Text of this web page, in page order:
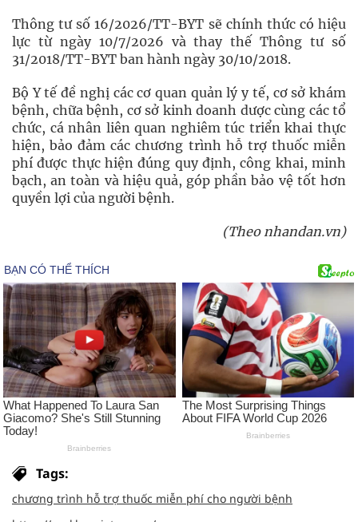
Thông tư số 16/2026/TT-BYT sẽ chính thức có hiệu
lực từ ngày 10/7/2026 và thay thế Thông tư số
31/2018/TT-BYT ban hành ngày 30/10/2018.
Bộ Y tế đề nghị các cơ quan quản lý y tế, cơ sở khám
bệnh, chữa bệnh, cơ sở kinh doanh dược cùng các tổ
chức, cá nhân liên quan nghiêm túc triển khai thực
hiện, bảo đảm các chương trình hỗ trợ thuốc miễn
phí được thực hiện đúng quy định, công khai, minh
bạch, an toàn và hiệu quả, góp phần bảo vệ tốt hơn
quyền lợi của người bệnh.
(Theo nhandan.vn)
Tags:
chương trình hỗ trợ thuốc miễn phí cho người bệnh